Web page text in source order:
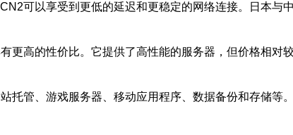
可以享受到更低的延迟和更稳定的网络连接。日本与
更高的性价比。它提供了高性能的服务器，但价格相对
托管、游戏服务器、移动应用程序、数据备份和存储等